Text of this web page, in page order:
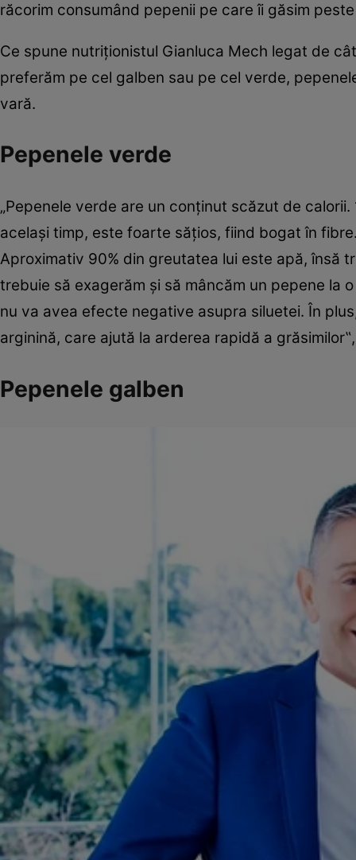
răcorim consumând pepenii pe care îi găsim
Ce spune nutriţionistul Gianluca Mech legat de
preferăm pe cel galben sau pe cel verde,
vară.
Pepenele verde
„Pepenele verde are un conţinut scăzut de
acelaşi timp, este foarte săţios, fiind bogat în
Aproximativ 90% din greutatea lui este apă, însă
trebuie să exagerăm şi să mâncăm un pepene la
nu va avea efecte negative asupra siluetei. În
arginină, care ajută la arderea rapidă a
Pepenele galben